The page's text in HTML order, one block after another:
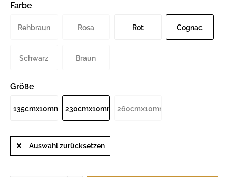
Farbe
Rehbraun Rosa Rot Cognac
Schwarz Braun
Größe
135cmx10mm 230cmx10mm 260cmx10mm
Auswahl zurücksetzen